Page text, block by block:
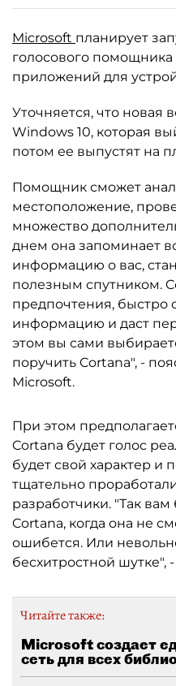
Microsoft планирует
голосового помощника
приложений для
Уточняется, что новая
Windows 10, которая
потом ее выпустят на
Помощник сможет
местоположение,
множество
днем она запоминает
информацию о вас,
полезным спутником.
предпочтения,
информацию и даст
этом вы сами
поручить Cortana", -
Microsoft.
При этом
Cortana будет голос
будет свой характер и
тщательно
разработчики. "Так вам
Cortana, когда она не
ошибется. Или
бесхитростной
Читайте также:
Microsoft создает
сеть для всех